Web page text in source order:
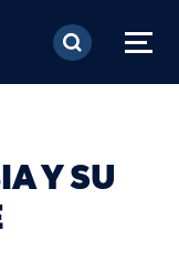
al contenido
Y SU